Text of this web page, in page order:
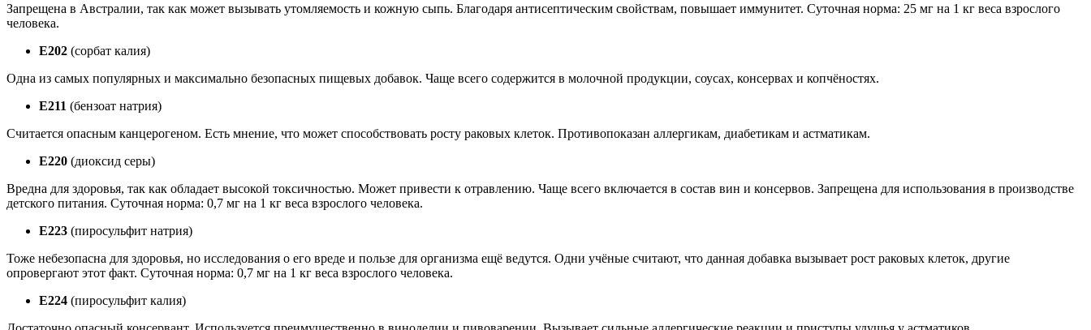
Запрещена в Австралии, так как может вызывать утомляемость и кожную сыпь. Благодаря антисептическим свойствам, повышает иммунитет. Суточная норма: 25 мг на 1 кг веса взрослого
человека.
Е202 (сорбат калия)
Одна из самых популярных и максимально безопасных пищевых добавок. Чаще всего содержится в молочной продукции, соусах, консервах и копчёностях.
Е211 (бензоат натрия)
Считается опасным канцерогеном. Есть мнение, что может способствовать росту раковых клеток. Противопоказан аллергикам, диабетикам и астматикам.
Е220 (диоксид серы)
Вредна для здоровья, так как обладает высокой токсичностью. Может привести к отравлению. Чаще всего включается в состав вин и консервов. Запрещена для использования в производстве
детского питания. Суточная норма: 0,7 мг на 1 кг веса взрослого человека.
Е223 (пиросульфит натрия)
Тоже небезопасна для здоровья, но исследования о его вреде и пользе для организма ещё ведутся. Одни учёные считают, что данная добавка вызывает рост раковых клеток, другие
опровергают этот факт. Суточная норма: 0,7 мг на 1 кг веса взрослого человека.
Е224 (пиросульфит калия)